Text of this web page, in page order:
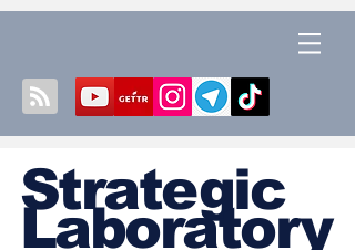
Strategic
Laboratory